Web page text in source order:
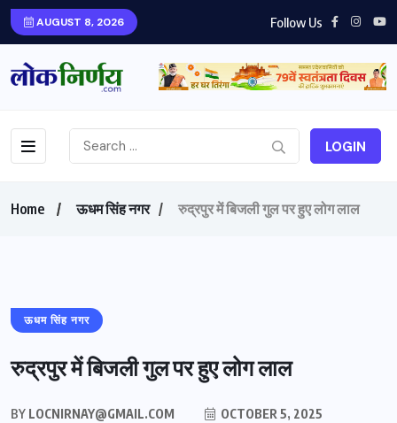
AUGUST 8, 2026 Follow Us
LOGIN
Home ऊधम सिंह नगर रुद्रपुर में बिजली गुल पर हुए लोग लाल
ऊधम सिंह नगर
रुद्रपुर में बिजली गुल पर हुए लोग लाल
BY LOCNIRNAY@GMAIL.COM
OCTOBER 5, 2025